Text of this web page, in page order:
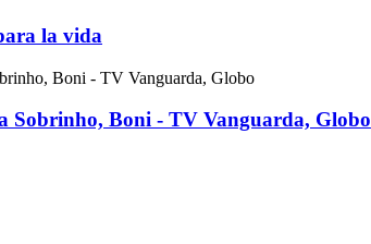
la vida
Sobrinho, Boni - TV Vanguarda, Globo